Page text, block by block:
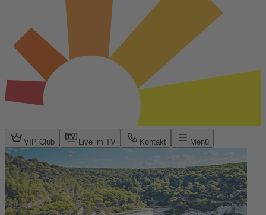
VIP Club Live im TV Kontakt Menü